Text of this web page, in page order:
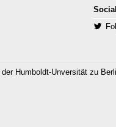
der Humboldt-Unversität zu